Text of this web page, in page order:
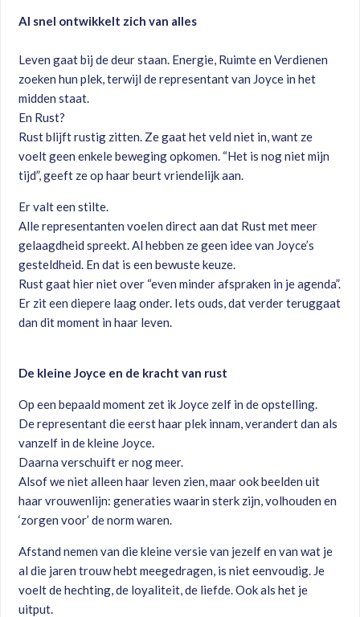
Al snel ontwikkelt zich van alles
Leven gaat bij de deur staan. Energie, Ruimte en Verdienen
zoeken hun plek, terwijl de representant van Joyce in het
midden staat.
En Rust?
Rust blijft rustig zitten. Ze gaat het veld niet in, want ze
voelt geen enkele beweging opkomen. “Het is nog niet mijn
tijd”, geeft ze op haar beurt vriendelijk aan.
Er valt een stilte.
Alle representanten voelen direct aan dat Rust met meer
gelaagdheid spreekt. Al hebben ze geen idee van Joyce’s
gesteldheid. En dat is een bewuste keuze.
Rust gaat hier niet over “even minder afspraken in je agenda”.
Er zit een diepere laag onder. Iets ouds, dat verder teruggaat
dan dit moment in haar leven.
De kleine Joyce en de kracht van rust
Op een bepaald moment zet ik Joyce zelf in de opstelling.
De representant die eerst haar plek innam, verandert dan als
vanzelf in de kleine Joyce.
Daarna verschuift er nog meer.
Alsof we niet alleen haar leven zien, maar ook beelden uit
haar vrouwenlijn: generaties waarin sterk zijn, volhouden en
‘zorgen voor’ de norm waren.
Afstand nemen van die kleine versie van jezelf en van wat je
al die jaren trouw hebt meegedragen, is niet eenvoudig. Je
voelt de hechting, de loyaliteit, de liefde. Ook als het je
uitput.